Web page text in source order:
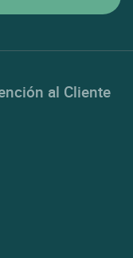
al Cliente